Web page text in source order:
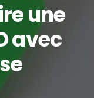
une
avec